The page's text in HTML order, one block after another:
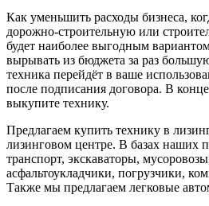
Как уменьшить расходы бизнеса,
дорожно-строительную или
будет наиболее выгодным
вырывать из бюджета за раз
техника перейдёт в ваше
после подписания договора. В
выкупите технику.
Предлагаем купить технику в
лизинговом центре. В базах наших
транспорт, экскаваторы,
асфальтоукладчики, погрузчики,
Также мы предлагаем легковые